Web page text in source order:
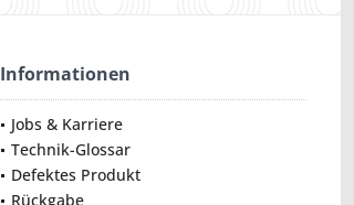
Informationen
Jobs & Karriere
Technik-Glossar
Defektes Produkt
Rückgabe